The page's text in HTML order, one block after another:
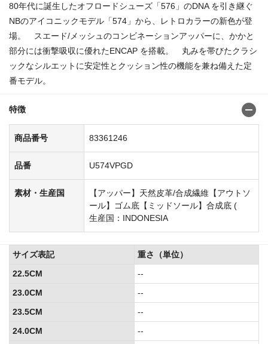
80年代に誕生したオフロードシューズ「576」のDNA を引き継ぐ
NBのアイコニックモデル「574」から、レトロカラーの新色が登
場。 スエード/メッシュのコンビネーションアッパーに、かかと
部分には衝撃吸収に優れたENCAP を搭載。 丸みを帯びたクラシ
ックなシルエットに安定性とクッション性の機能を兼ね備えた定
番モデル。
特徴
商品番号 83361246
品番 U574VPGD
素材・生産国
【アッパー】天然皮革/合成繊維【アウトソ
ール】ゴム底【ミッドソール】合成底 (
生産国：INDONESIA
サイズ表記
重さ（単位）
22.5CM
--
23.0CM
--
23.5CM
--
24.0CM
--